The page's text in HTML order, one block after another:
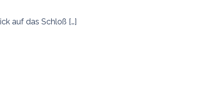
auf das Schloß […]